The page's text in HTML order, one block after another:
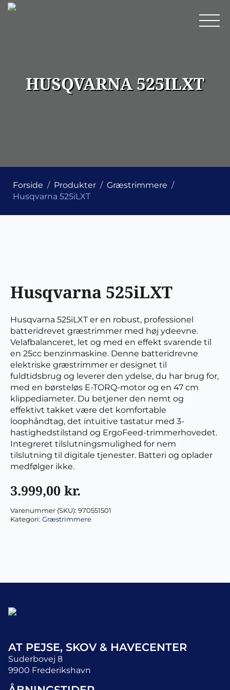
HUSQVARNA 525ILXT
Forside Produkter
Græstrimmere
Husqvarna 525iLXT
Husqvarna 525iLXT
Husqvarna 525iLXT er en robust, professionel
batteridrevet græstrimmer med høj ydeevne.
Velafbalanceret, let og med en effekt svarende til
en 25cc benzinmaskine. Denne batteridrevne
elektriske græstrimmer er designet til
fuldtidsbrug og leverer den ydelse, du har brug for,
med en børsteløs E-TORQ-motor og en 47 cm
klippediameter. Du betjener den nemt og
effektivt takket være det komfortable
loophåndtag, det intuitive tastatur med 3-
hastighedstilstand og ErgoFeed-trimmerhovedet.
Integreret tilslutningsmulighed for nem
tilslutning til digitale tjenester. Batteri og oplader
medfølger ikke.
3.999,00 kr.
Varenummer (SKU): 970551501
Kategori: Græstrimmere
AT PEJSE, SKOV & HAVECENTER
Suderbovej 8
9900 Frederikshavn